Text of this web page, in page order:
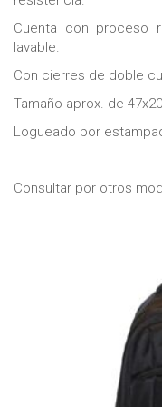
Cuenta con proceso
lavable.
Con cierres de doble
Tamaño aprox. de
Logueado por
Consultar por otros